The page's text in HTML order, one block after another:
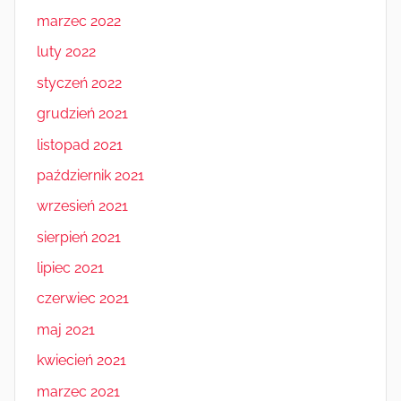
marzec 2022
luty 2022
styczeń 2022
grudzień 2021
listopad 2021
październik 2021
wrzesień 2021
sierpień 2021
lipiec 2021
czerwiec 2021
maj 2021
kwiecień 2021
marzec 2021